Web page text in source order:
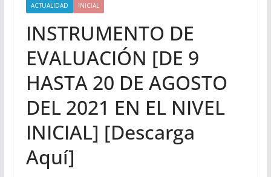
ACTUALIDAD INICIAL
INSTRUMENTO DE
EVALUACIÓN [DE 9
HASTA 20 DE AGOSTO
DEL 2021 EN EL NIVEL
INICIAL] [Descarga
Aquí]